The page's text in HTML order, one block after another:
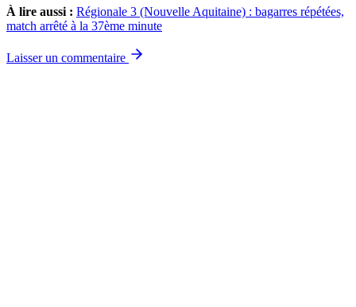
À lire aussi : Régionale 3 (Nouvelle Aquitaine) : bagarres répétées,
match arrêté à la 37ème minute
Laisser un commentaire